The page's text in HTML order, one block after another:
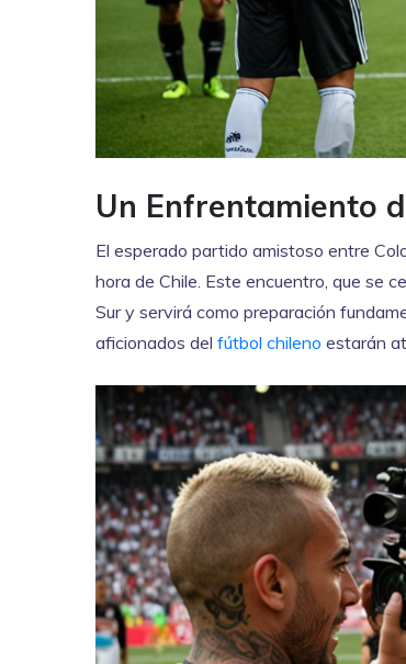
Un Enfrentamiento
El esperado partido amistoso entre
hora de Chile. Este encuentro, que se
Sur y servirá como preparación
aficionados del fútbol chileno estarán